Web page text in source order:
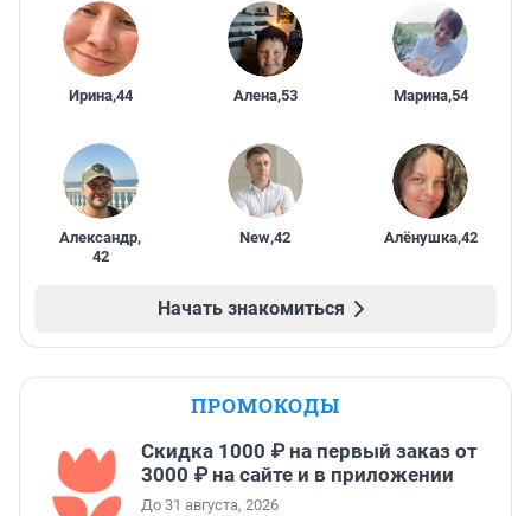
Ирина,44 Алена,53 Марина,54
Александр,
42
New,42 Алёнушка,42
Начать знакомиться
ПРОМОКОДЫ
Скидка 1000 ₽ на первый заказ от
3000 ₽ на сайте и в приложении
До 31 августа, 2026